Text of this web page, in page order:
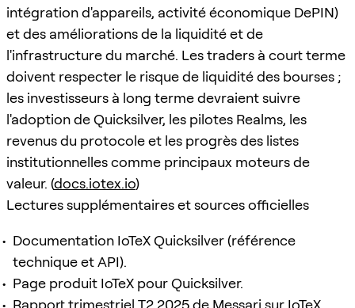
intégration d'appareils, activité économique DePIN)
et des améliorations de la liquidité et de
l'infrastructure du marché. Les traders à court terme
doivent respecter le risque de liquidité des bourses ;
les investisseurs à long terme devraient suivre
l'adoption de Quicksilver, les pilotes Realms, les
revenus du protocole et les progrès des listes
institutionnelles comme principaux moteurs de
valeur. (docs.iotex.io)
Lectures supplémentaires et sources officielles
Documentation IoTeX Quicksilver (référence
technique et API).
Page produit IoTeX pour Quicksilver.
Rapport trimestriel T2 2025 de Messari sur IoTeX